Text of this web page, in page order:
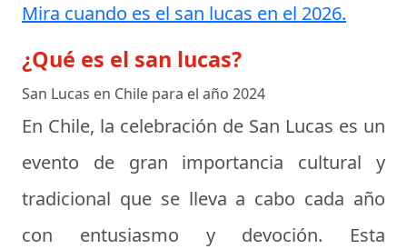
Mira cuando es el san lucas en el 2026.
¿Qué es el san lucas?
San Lucas en Chile para el año 2024
En Chile, la celebración de San Lucas es un
evento de gran importancia cultural y
tradicional que se lleva a cabo cada año
con entusiasmo y devoción. Esta